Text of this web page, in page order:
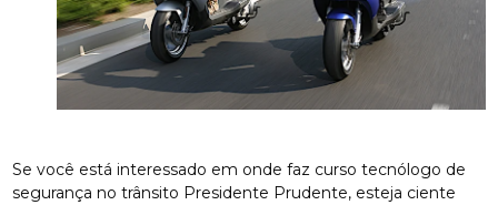
Se você está interessado em onde faz curso tecnólogo de
segurança no trânsito Presidente Prudente, esteja ciente